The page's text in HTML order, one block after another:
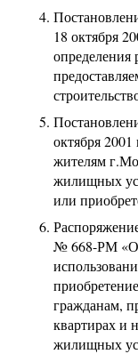
18 октября
определения
октября
жителям
жилищных
или
№ 668-РМ «О
гражданам,
квартирах и
жилищных